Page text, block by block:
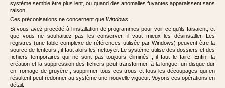
système semble être plus lent, ou quand des anomalies fuyantes apparaissent sans
raison.
Ces préconisations ne concernent que Windows.
Si vous avez procédé à l’installation de programmes pour voir ce qu’ils faisaient, et
que vous ne souhaitiez pas les conserver, il vaut mieux les désinstaller. Les
registres (une table complexe de références utilisée par Windows) peuvent être la
source de lenteurs ; il faut alors les nettoyer. Le système utilise des dossiers et des
fichiers temporaires qui ne sont pas toujours éliminés ; il faut le faire. Enfin, la
création et la suppression des fichiers peut transformer, à la longue, un disque dur
en fromage de gruyère ; supprimer tous ces trous et tous les découpages qui en
résultent peut redonner au système une nouvelle vigueur. Voyons ces opérations en
détail.